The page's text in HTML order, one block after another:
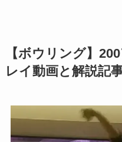
【ボウリング】
レイ動画と解説記